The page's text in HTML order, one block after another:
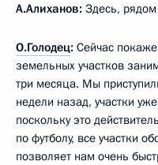
А.Алиханов: Здесь,
О.Голодец: Сейчас
земельных участков
три месяца. Мы
недели назад, участки
поскольку это
по футболу, все участки
позволяет нам очень